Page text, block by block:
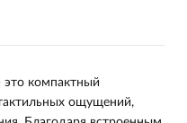
компактный
ощущений,